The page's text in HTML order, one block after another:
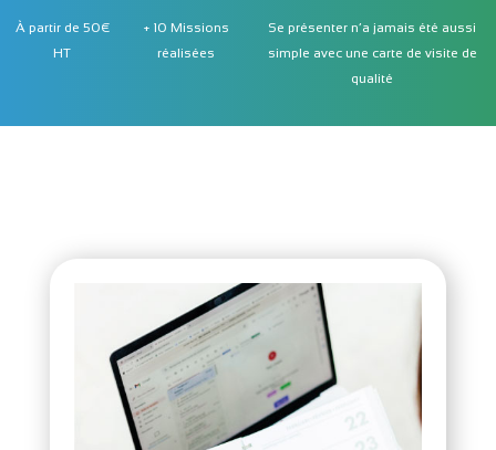
À partir de 50€
HT
+ 10 Missions
réalisées
Se présenter n’a jamais été aussi
simple avec une carte de visite de
qualité